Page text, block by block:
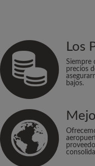
Los
Siempre
precios
bajos.